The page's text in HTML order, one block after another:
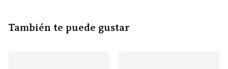
También te puede gustar